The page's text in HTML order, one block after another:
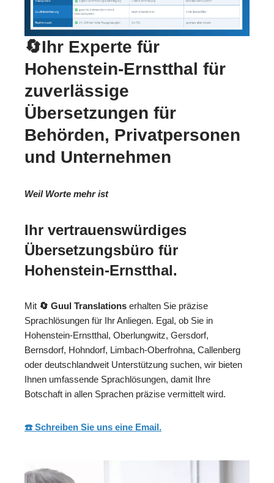
🔄Ihr Experte für
Hohenstein-Ernstthal für
zuverlässige
Übersetzungen für
Behörden, Privatpersonen
und Unternehmen
Weil Worte mehr ist
Ihr vertrauenswürdiges
Übersetzungsbüro für
Hohenstein-Ernstthal.
Mit 🔄 Guul Translations erhalten Sie präzise
Sprachlösungen für Ihr Anliegen. Egal, ob Sie in
Hohenstein-Ernstthal, Oberlungwitz, Gersdorf,
Bernsdorf, Hohndorf, Limbach-Oberfrohna, Callenberg
oder deutschlandweit Unterstützung suchen, wir bieten
Ihnen umfassende Sprachlösungen, damit Ihre
Botschaft in allen Sprachen präzise vermittelt wird.
☎️ Schreiben Sie uns eine Email.